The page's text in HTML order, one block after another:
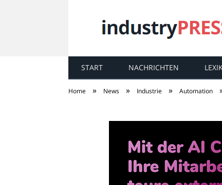
industryPRESS
START NACHRICHTEN
Home » News » Industrie » Automation